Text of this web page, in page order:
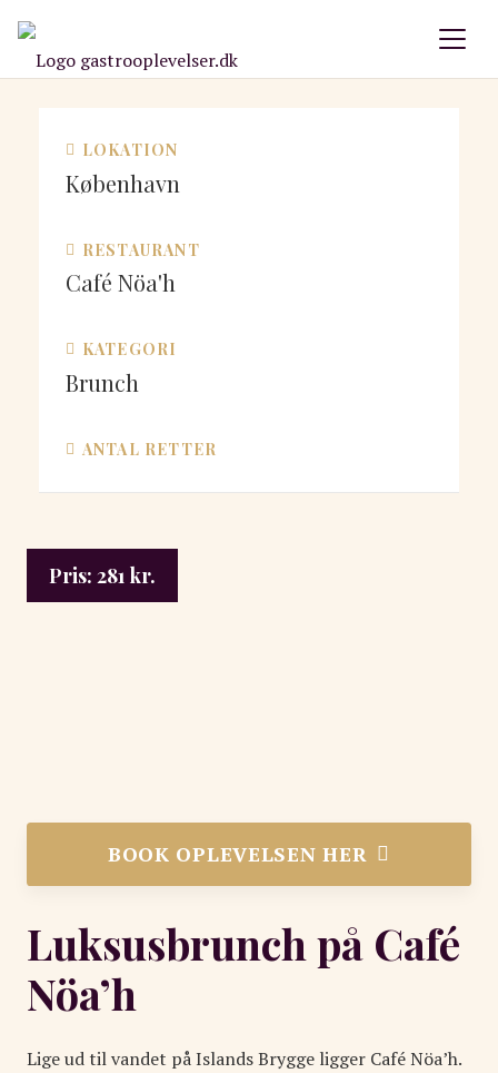
LOKATION
København
RESTAURANT
Café Nöa'h
KATEGORI
Brunch
ANTAL RETTER
Pris: 281 kr.
BOOK OPLEVELSEN HER
Luksusbrunch på Café
Nöa’h
Lige ud til vandet på Islands Brygge ligger Café Nöa’h.